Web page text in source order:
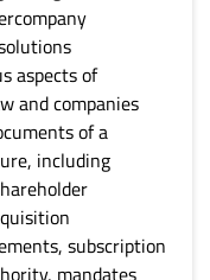
aspects of
and companies
of a
including
subscription
mandates